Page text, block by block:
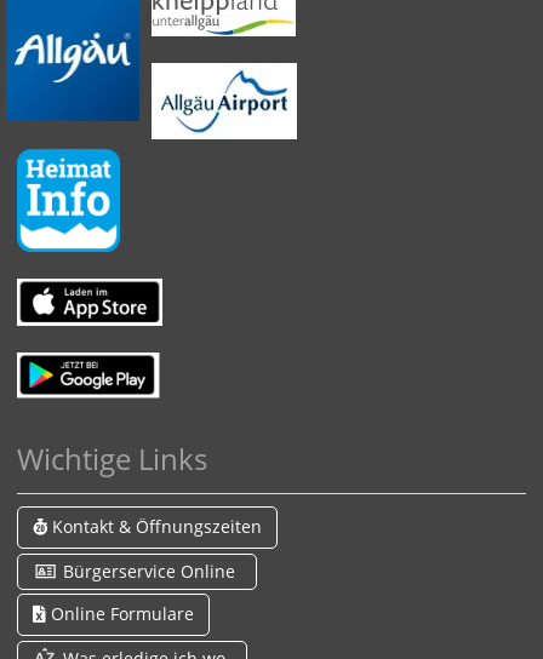
Wichtige Links
Kontakt & Öffnungszeiten
Bürgerservice Online
Online Formulare